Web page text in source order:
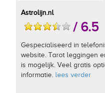
Astrolijn.nl
/ 6.5
Gespecialiseerd in
website. Tarot leggingen
is mogelijk. Veel gratis
informatie. lees verder